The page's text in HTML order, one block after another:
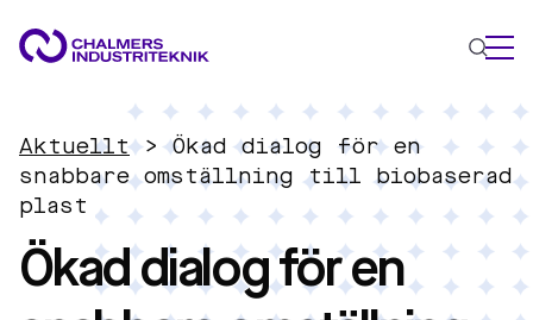
VAD VI GÖR
VÅRA EXPERTOMRÅDEN
Energi
Innovationsledning
Aktuellt>Ökad dialog för en
snabbare omställning till biobaserad
plast
Ökad dialog för en